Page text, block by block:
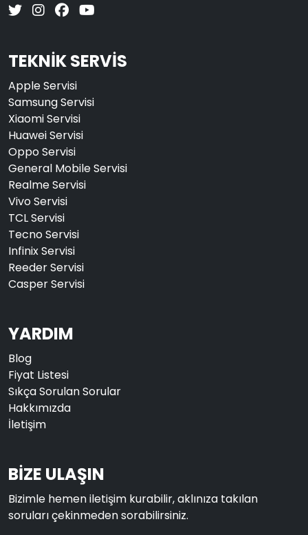
TEKNİK SERVİS
Apple Servisi
Samsung Servisi
Xiaomi Servisi
Huawei Servisi
Oppo Servisi
General Mobile Servisi
Realme Servisi
Vivo Servisi
TCL Servisi
Tecno Servisi
Infinix Servisi
Reeder Servisi
Casper Servisi
YARDIM
Blog
Fiyat Listesi
Sıkça Sorulan Sorular
Hakkımızda
İletişim
BİZE ULAŞIN
Bizimle hemen iletişim kurabilir, aklınıza takılan
soruları çekinmeden sorabilirsiniz.